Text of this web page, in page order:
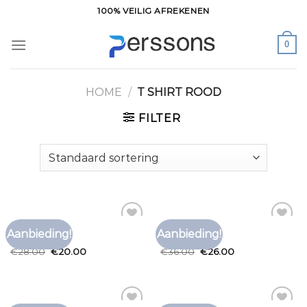
inhoud
100% VEILIG AFREKENEN
0
HOME / T SHIRT ROOD
FILTER
Aanbieding!
T SHIRT ROOD
t shirt rood
€28.00 €20.00
Aanbieding!
T SHIRT ROOD
t shirt rood
€36.00 €26.00